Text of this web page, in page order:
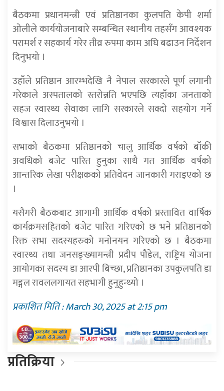
बैठकमा प्रधानमन्त्री एवं प्रतिष्ठानका कुलपति केपी शर्मा
ओलीले कार्ययोजनाबारे सम्बन्धित स्थानीय तहसँग आवश्यक
परामर्श र सहकार्य गरेर तीव्र रुपमा काम अघि बढाउन निर्देशन
दिनुभयो ।
उहाँले प्रतिष्ठान आरम्भदेखि नै नेपाल सरकारले पूर्ण लगानी
गरेकाले अस्पतालको स्तरोन्नति भएपछि त्यहाँका जनताको
सहज स्वास्थ्य सेवाका लागि सरकारले सक्दो सहयोग गर्ने
विश्वास दिलाउनुभयो ।
सभाको बैठकमा प्रतिष्ठानको चालु आर्थिक वर्षको बाँकी
अवधिको बजेट पारित हुनुका साथै गत आर्थिक वर्षको
आन्तरिक लेखा परीक्षकको प्रतिवेदन जानकारी गराइएको छ
।
यसैगरी बैठकबाट आगामी आर्थिक वर्षको प्रस्तावित वार्षिक
कार्यक्रमसहितको बजेट पारित गरिएको छ भने प्रतिष्ठानको
रिक्त सभा सदस्यहरुको मनोनयन गरिएको छ । बैठकमा
स्वास्थ्य तथा जनसङ्ख्यामन्त्री प्रदीप पौडेल, राष्ट्रिय योजना
आयोगका सदस्य डा आरपी बिच्छा, प्रतिष्ठानका उपकुलपति डा
मङ्गल रावललगायत सहभागी हुनुहुन्थ्यो ।
प्रकाशित मिति : March 30, 2025 at 2:15 pm
प्रतिक्रिया